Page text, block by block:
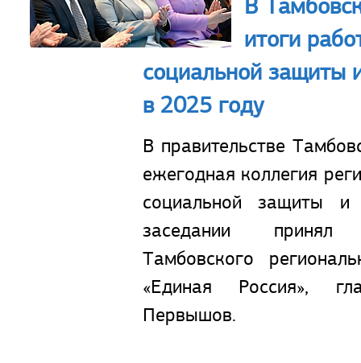
В
итоги
социальной защиты
в 2025 году
В правительстве
ежегодная коллегия
социальной защиты
заседании принял
Тамбовского
«Единая Россия»,
Первышов.